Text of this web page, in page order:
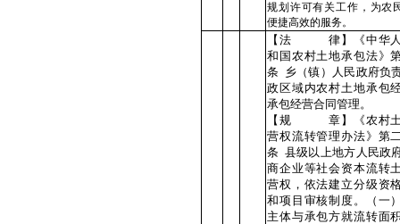
规划许可有关工作，为农
便捷高效的服务。
【法 律】《中华人
和国农村土地承包法》
条 乡（镇）人民政府负
政区域内农村土地承包
承包经营合同管理。
【规 章】《农村土
营权流转管理办法》第
条 县级以上地方人民政
商企业等社会资本流转
营权，依法建立分级资
和项目审核制度。（一
主体与承包方就流转面